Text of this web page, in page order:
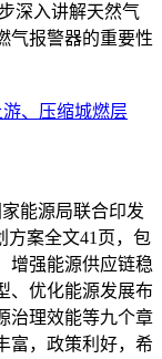
深入讲解天然气
气报警器的重要性
、压缩城燃层
能源局联合印发
方案全文41页，包
增强能源供应链稳
、优化能源发展布
治理效能等九个章
富，政策利好，希